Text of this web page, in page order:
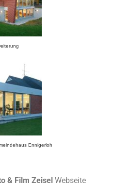
Ennigerloh
& Film Zeisel Webseite